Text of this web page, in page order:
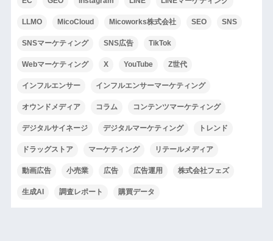
LLMO MicoCloud Micoworks株式会社 SEO SNS
SNSマーケティング SNS広告 TikTok
Webマーケティング X YouTube Z世代
インフルエンサー インフルエンサーマーケティング
オウンドメディア コラム コンテンツマーケティング
デジタルサイネージ デジタルマーケティング トレンド
ドラッグストア マーケティング リテールメディア
動画広告 小売業 広告 広告運用 株式会社フェズ
生成AI 調査レポート 購買データ